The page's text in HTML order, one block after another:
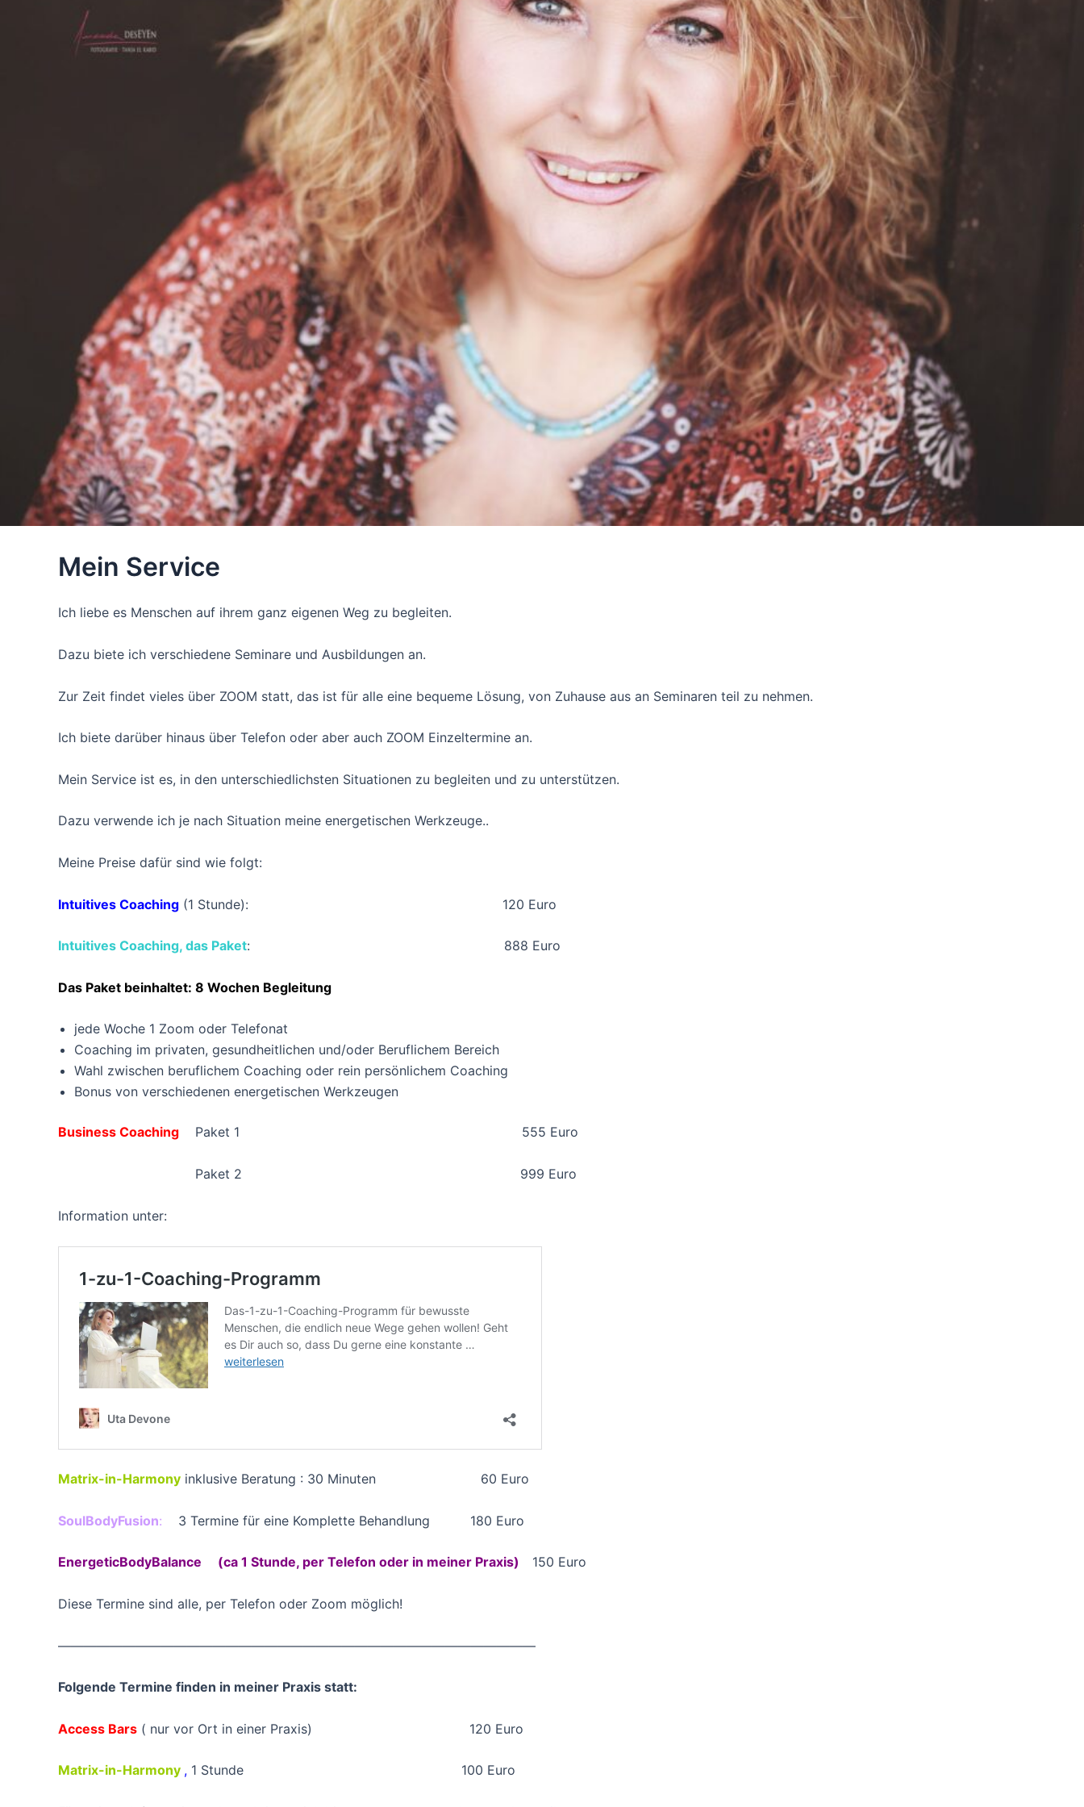
Mein Service
Ich liebe es Menschen auf ihrem ganz eigenen Weg zu begleiten.
Dazu biete ich verschiedene Seminare und Ausbildungen an.
Zur Zeit findet vieles über ZOOM statt, das ist für alle eine bequeme Lösung, von Zuhause aus an Seminaren teil zu nehmen.
Ich biete darüber hinaus über Telefon oder aber auch ZOOM Einzeltermine an.
Mein Service ist es, in den unterschiedlichsten Situationen zu begleiten und zu unterstützen.
Dazu verwende ich je nach Situation meine energetischen Werkzeuge..
Meine Preise dafür sind wie folgt:
Intuitives Coaching (1 Stunde): 120 Euro
Intuitives Coaching, das Paket: 888 Euro
Das Paket beinhaltet: 8 Wochen Begleitung
jede Woche 1 Zoom oder Telefonat
Coaching im privaten, gesundheitlichen und/oder Beruflichem Bereich
Wahl zwischen beruflichem Coaching oder rein persönlichem Coaching
Bonus von verschiedenen energetischen Werkzeugen
Business Coaching Paket 1 555 Euro
Paket 2 999 Euro
Information unter:
Matrix-in-Harmony inklusive Beratung : 30 Minuten 60 Euro
SoulBodyFusion: 3 Termine für eine Komplette Behandlung 180 Euro
EnergeticBodyBalance (ca 1 Stunde, per Telefon oder in meiner Praxis) 150 Euro
Diese Termine sind alle, per Telefon oder Zoom möglich!
—————————————————————————————————————
Folgende Termine finden in meiner Praxis statt:
Access Bars ( nur vor Ort in einer Praxis) 120 Euro
Matrix-in-Harmony , 1 Stunde 100 Euro